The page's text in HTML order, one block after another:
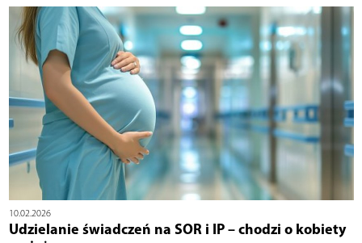
10.02.2026
Udzielanie świadczeń na SOR i IP – chodzi o kobiety